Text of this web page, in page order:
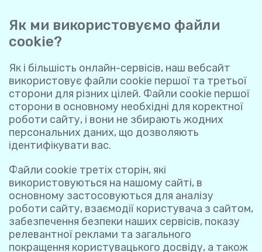
Як ми використовуємо файли
cookie?
Як і більшість онлайн-сервісів, наш вебсайт
використовує файли cookie першої та третьої
сторони для різних цілей. Файли cookie першої
сторони в основному необхідні для коректної
роботи сайту, і вони не збирають жодних
персональних даних, що дозволяють
ідентифікувати вас.
Файли cookie третіх сторін, які
використовуються на нашому сайті, в
основному застосовуються для аналізу
роботи сайту, взаємодії користувача з сайтом,
забезпечення безпеки наших сервісів, показу
релевантної реклами та загального
покращення користувацького досвіду, а також